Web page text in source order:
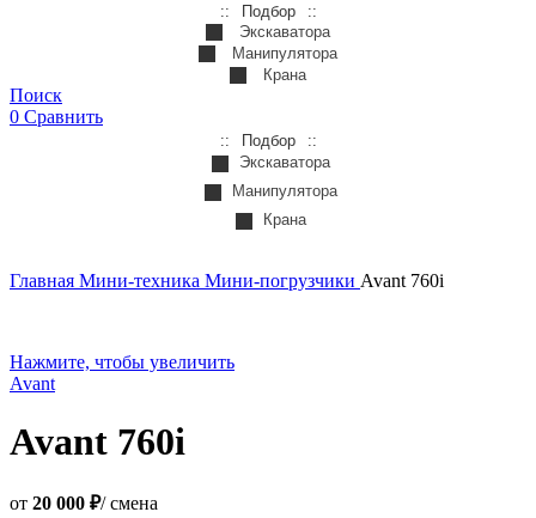
Подбор
Экскаватора
Манипулятора
Крана
Поиск
0 Сравнить
Подбор
Экскаватора
Манипулятора
Крана
Главная Мини-техника Мини-погрузчики Avant 760i
Нажмите, чтобы увеличить
Avant
Avant 760i
от 20 000 ₽/ смена